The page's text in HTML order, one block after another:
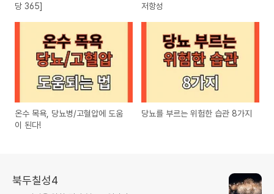
당 365]
저항성
온수 목욕, 당뇨병/고혈압에 도움
이 된다!
당뇨를 부르는 위험한 습관 8가지
북두칠성4